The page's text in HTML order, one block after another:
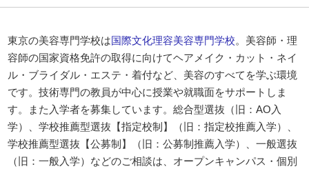
東京の美容専門学校は国際文化理容美容専門学校。美容師・理
容師の国家資格免許の取得に向けてヘアメイク・カット・ネイ
ル・ブライダル・エステ・着付など、美容のすべてを学ぶ環境
です。技術専門の教員が中心に授業や就職面をサポートしま
す。また入学者を募集しています。総合型選抜（旧：AO入
学）、学校推薦型選抜【指定校制】（旧：指定校推薦入学）、
学校推薦型選抜【公募制】（旧：公募制推薦入学）、一般選抜
（旧：一般入学）などのご相談は、オープンキャンパス・個別